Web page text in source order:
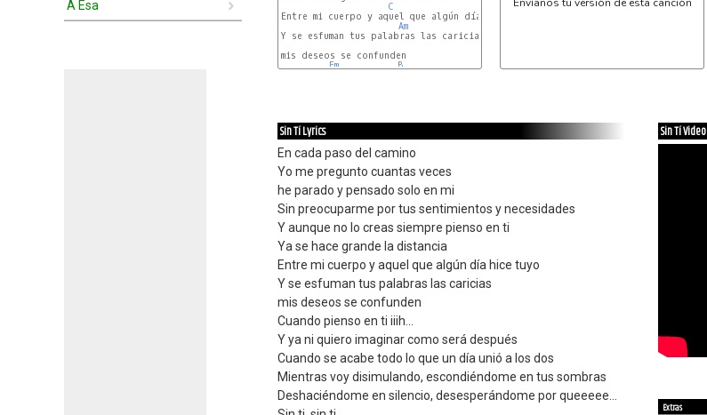
A Esa
C
Entre mi cuerpo y aquel que algún día hice tuyo
Am
Y se esfuman tus palabras las caricias
mis deseos se confunden
Em
B
Sin Tí Lyrics
En cada paso del camino
Yo me pregunto cuantas veces
he parado y pensado solo en mi
Sin preocuparme por tus sentimientos y necesidades
Y aunque no lo creas siempre pienso en ti
Ya se hace grande la distancia
Entre mi cuerpo y aquel que algún día hice tuyo
Y se esfuman tus palabras las caricias
mis deseos se confunden
Cuando pienso en ti iiih...
Y ya ni quiero imaginar como será después
Cuando se acabe todo lo que un día unió a los dos
Mientras voy disimulando, escondiéndome en tus sombras
Deshaciéndome en silencio, desesperándome por queeeee...
Sin Tí Video
Extras